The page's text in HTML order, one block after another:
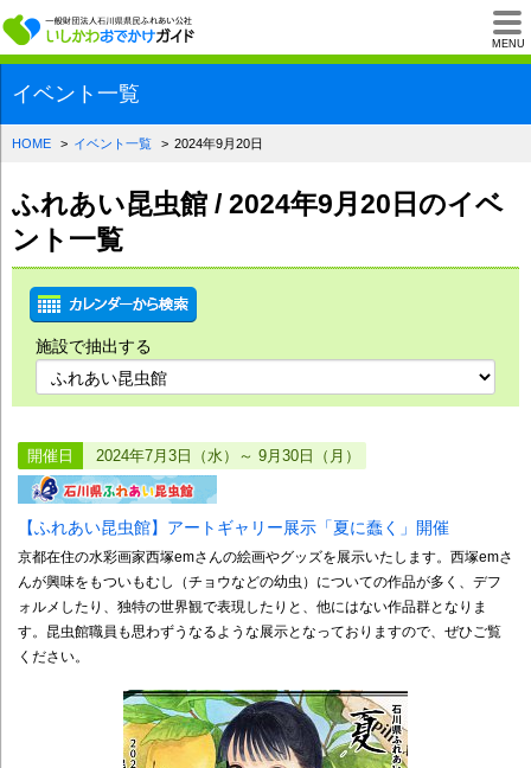
MENU
一般財団法人石川
イベント一覧
HOME イベント一覧 2024年9月20日
ふれあい昆虫館 / 2024年9月20日のイベ
ント一覧
施設で抽出する
開催日 2024年7月3日（水）～ 9月30日（月）
【ふれあい昆虫館】アートギャリー展示「夏に蠢く」開催
京都在住の水彩画家西塚emさんの絵画やグッズを展示いたします。西塚emさ
んが興味をもついもむし（チョウなどの幼虫）についての作品が多く、デフ
ォルメしたり、独特の世界観で表現したりと、他にはない作品群となりま
す。昆虫館職員も思わずうなるような展示となっておりますので、ぜひご覧
ください。